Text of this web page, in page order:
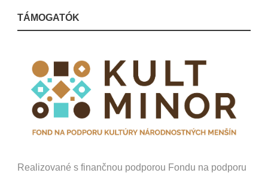
TÁMOGATÓK
Realizované s finančnou podporou Fondu na podporu